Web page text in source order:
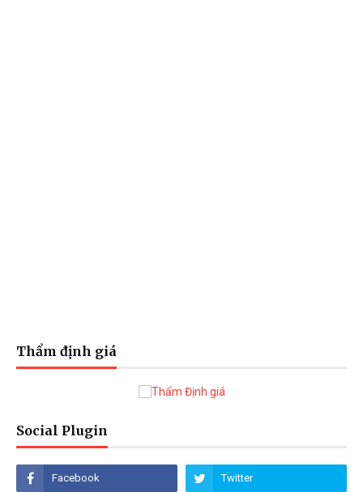
Thẩm định giá
Social Plugin